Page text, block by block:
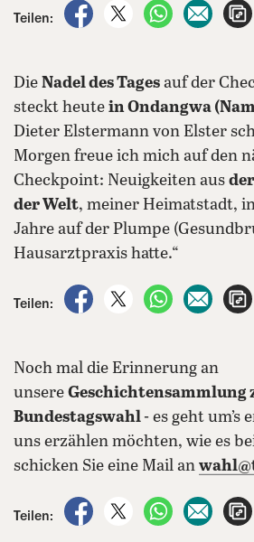
Teilen:
auf Facebook teilen
auf X teilen
per per
Die Nadel des Tages auf der
steckt heute in Ondangwa
Dieter Elstermann von Elster
Morgen freue ich mich auf den
Checkpoint: Neuigkeiten aus
der Welt, meiner Heimatstadt,
Jahre auf der Plumpe
Hausarztpraxis hatte.“
Teilen:
auf Facebook teilen
auf X teilen
per per
Noch mal die Erinnerung an
unsere Geschichtensammlung
Bundestagswahl - es geht um’s
uns erzählen möchten, wie es
schicken Sie eine Mail an
Teilen:
auf Facebook teilen
auf X teilen
per per